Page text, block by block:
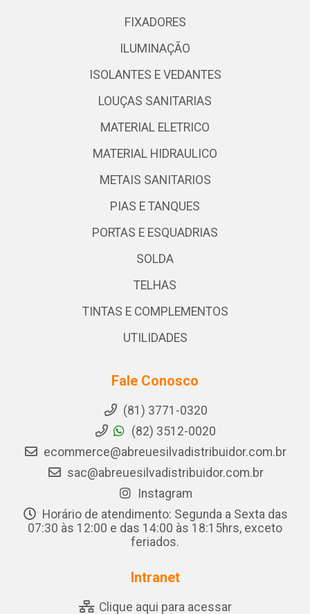
FIXADORES
ILUMINAÇÃO
ISOLANTES E VEDANTES
LOUÇAS SANITARIAS
MATERIAL ELETRICO
MATERIAL HIDRAULICO
METAIS SANITARIOS
PIAS E TANQUES
PORTAS E ESQUADRIAS
SOLDA
TELHAS
TINTAS E COMPLEMENTOS
UTILIDADES
Fale Conosco
(81) 3771-0320
(82) 3512-0020
ecommerce@abreuesilvadistribuidor.com.br
sac@abreuesilvadistribuidor.com.br
Instagram
Horário de atendimento: Segunda a Sexta das
07:30 às 12:00 e das 14:00 às 18:15hrs, exceto
feriados.
Intranet
Clique aqui para acessar